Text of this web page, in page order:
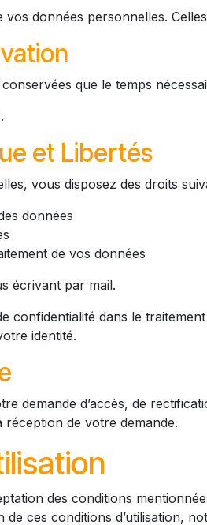
vos données personnelles.
que le temps
et Libertés
vous disposez des droits
données
de vos données
écrivant par mail.
confidentialité dans le
identité.
demande d’accès, de
réception de votre demande.
des conditions
ces conditions d’utilisation,